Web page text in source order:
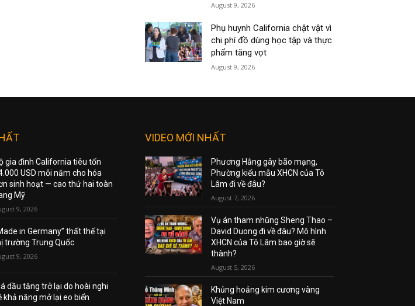
August 9, 2026
Phụ huynh California chật vật vì
chi phí đồ dùng học tập và thực
phẩm tăng vọt
August 9, 2026
gia đình California tiêu tốn
USD mỗi năm cho hóa
sinh hoạt — cao thứ hai toàn
Mỹ
9, 2026
in Germany” thất thế tại
trường Trung Quốc
9, 2026
dầu tăng trở lại do hoài nghi
khả năng mở lại eo biển
VIDEO MỚI NHẤT
Phương Hằng gây bão mạng,
Phường kiểu mẫu XHCN của Tô
Lâm đi về đâu?
August 7, 2026
Vụ án tham nhũng Sheng Thao –
David Duong đi về đâu? Mô hình
XHCN của Tô Lâm bao giờ sẽ
thành?
August 5, 2026
Khủng hoảng kim cương vàng
Việt Nam